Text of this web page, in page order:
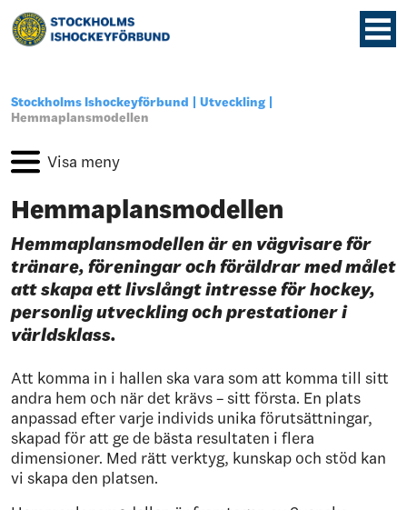
Stockholms Ishockeyförbund
Utveckling
Hemmaplansmodellen
Hemmaplansmodellen
Hemmaplansmodellen är en vägvisare för
tränare, föreningar och föräldrar med målet
att skapa ett livslångt intresse för hockey,
personlig utveckling och prestationer i
världsklass.
Att komma in i hallen ska vara som att komma till sitt
andra hem och när det krävs – sitt första. En plats
anpassad efter varje individs unika förutsättningar,
skapad för att ge de bästa resultaten i flera
dimensioner. Med rätt verktyg, kunskap och stöd kan
vi skapa den platsen.